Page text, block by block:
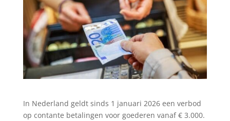
In Nederland geldt sinds 1 januari 2026 een verbod
op contante betalingen voor goederen vanaf € 3.000.